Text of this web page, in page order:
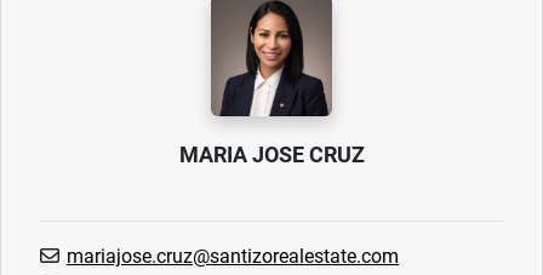
MARIA JOSE CRUZ
mariajose.cruz@santizorealestate.com